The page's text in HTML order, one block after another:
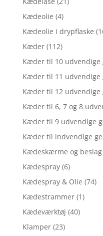
Kædeolie (4)
Kædeolie i drypflaske
Kæder (112)
Kæder til 10 udvendige
Kæder til 11 udvendige
Kæder til 12 udvendige
Kæder til 6, 7 og 8
Kæder til 9 udvendige
Kæder til indvendige
Kædeskærme og beslag
Kædespray (6)
Kædespray & Olie (74)
Kædestrammer (1)
Kædeværktøj (40)
Klamper (23)